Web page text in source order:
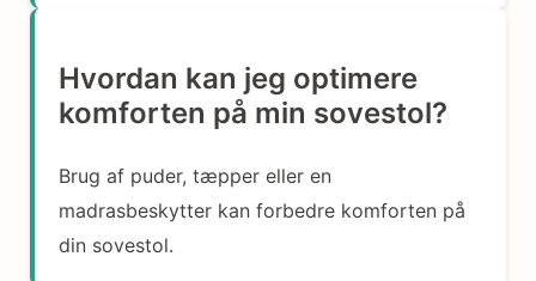
Hvordan kan jeg optimere
komforten på min sovestol?
Brug af puder, tæpper eller en
madrasbeskytter kan forbedre komforten på
din sovestol.